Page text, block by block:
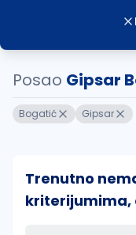
Posao Gipsar
Bogatić Gipsar
Trenutno
kriterijumima,